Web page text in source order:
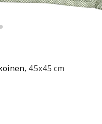
45x45 cm
yhteensä: 135